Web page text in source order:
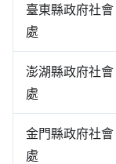
臺東縣政府社會
處
澎湖縣政府社會
處
金門縣政府社會
處